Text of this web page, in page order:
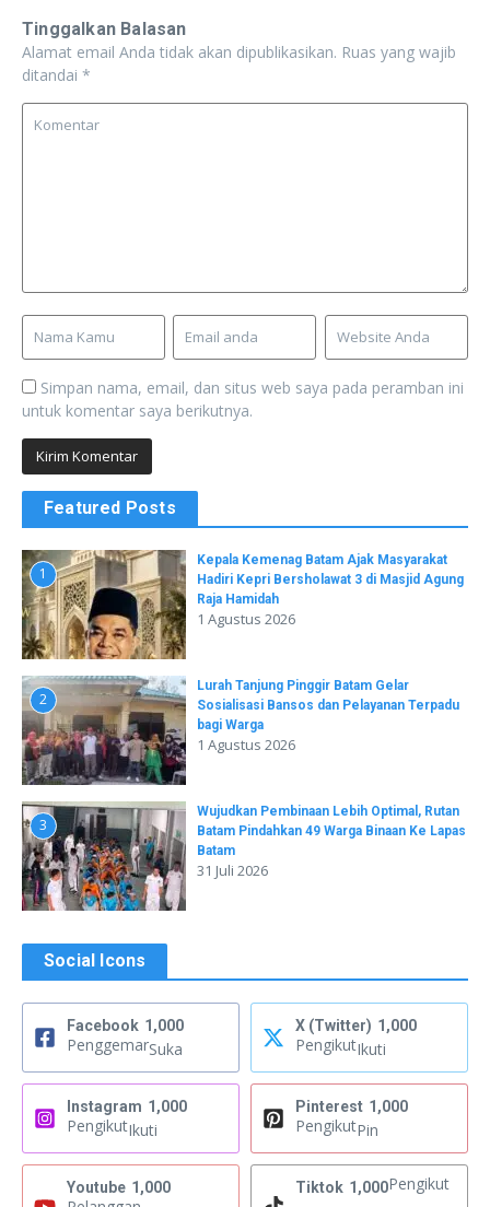
Tinggalkan Balasan
Alamat email Anda tidak akan dipublikasikan. Ruas yang wajib
ditandai *
Simpan nama, email, dan situs web saya pada peramban ini
untuk komentar saya berikutnya.
Featured Posts
1
Kepala Kemenag Batam Ajak Masyarakat
Hadiri Kepri Bersholawat 3 di Masjid Agung
Raja Hamidah
1 Agustus 2026
2
Lurah Tanjung Pinggir Batam Gelar
Sosialisasi Bansos dan Pelayanan Terpadu
bagi Warga
1 Agustus 2026
3
Wujudkan Pembinaan Lebih Optimal, Rutan
Batam Pindahkan 49 Warga Binaan Ke Lapas
Batam
31 Juli 2026
Social Icons
Facebook 1,000
PenggemarSuka
X (Twitter) 1,000
PengikutIkuti
Instagram 1,000
PengikutIkuti
Pinterest 1,000
PengikutPin
Youtube 1,000 Tiktok 1,000Pengikut